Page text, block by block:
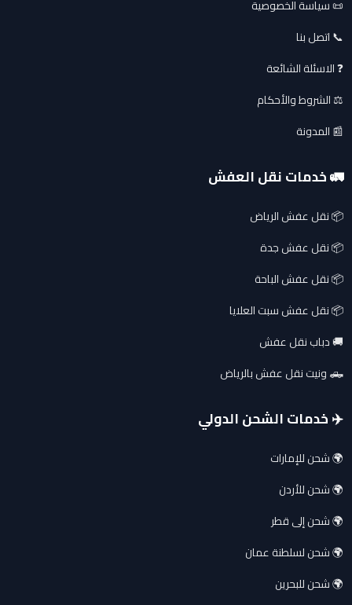
📜 سياسة الخصوصية
📞 اتصل بنا
❓ الاسئلة الشائعة
⚖️ الشروط والأحكام
📰 المدونة
🚛 خدمات نقل العفش
📦 نقل عفش الرياض
📦 نقل عفش جدة
📦 نقل عفش الباحة
📦 نقل عفش سبت العلايا
🚚 دباب نقل عفش
🛻 ونيت نقل عفش بالرياض
✈️ خدمات الشحن الدولي
🌍 شحن للإمارات
🌍 شحن للأردن
🌍 شحن إلى قطر
🌍 شحن لسلطنة عمان
🌍 شحن للبحرين